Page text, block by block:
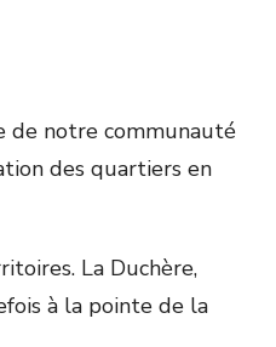
de notre communauté
des quartiers en
La Duchère,
à la pointe de la